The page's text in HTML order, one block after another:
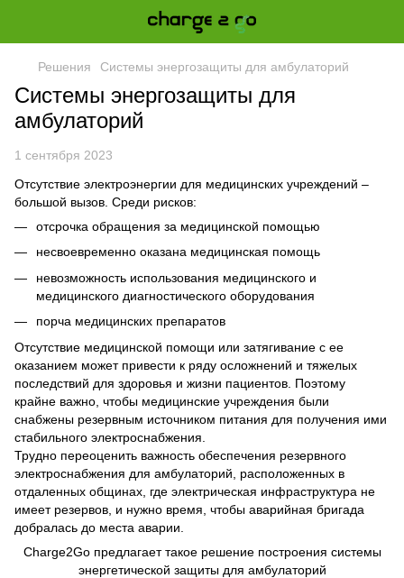
Решения Системы энергозащиты для амбулаторий
Системы энергозащиты для
амбулаторий
1 сентября 2023
Отсутствие электроэнергии для медицинских учреждений –
большой вызов. Среди рисков:
отсрочка обращения за медицинской помощью
несвоевременно оказана медицинская помощь
невозможность использования медицинского и
медицинского диагностического оборудования
порча медицинских препаратов
Отсутствие медицинской помощи или затягивание с ее
оказанием может привести к ряду осложнений и тяжелых
последствий для здоровья и жизни пациентов. Поэтому
крайне важно, чтобы медицинские учреждения были
снабжены резервным источником питания для получения ими
стабильного электроснабжения.
Трудно переоценить важность обеспечения резервного
электроснабжения для амбулаторий, расположенных в
отдаленных общинах, где электрическая инфраструктура не
имеет резервов, и нужно время, чтобы аварийная бригада
добралась до места аварии.
Charge2Go предлагает такое решение построения системы
энергетической защиты для амбулаторий